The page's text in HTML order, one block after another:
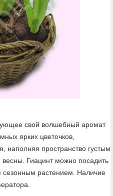
свой волшебный аромат
ярких цветочков,
наполняя пространство густым
Гиацинт можно посадить
сезонным растением. Наличие